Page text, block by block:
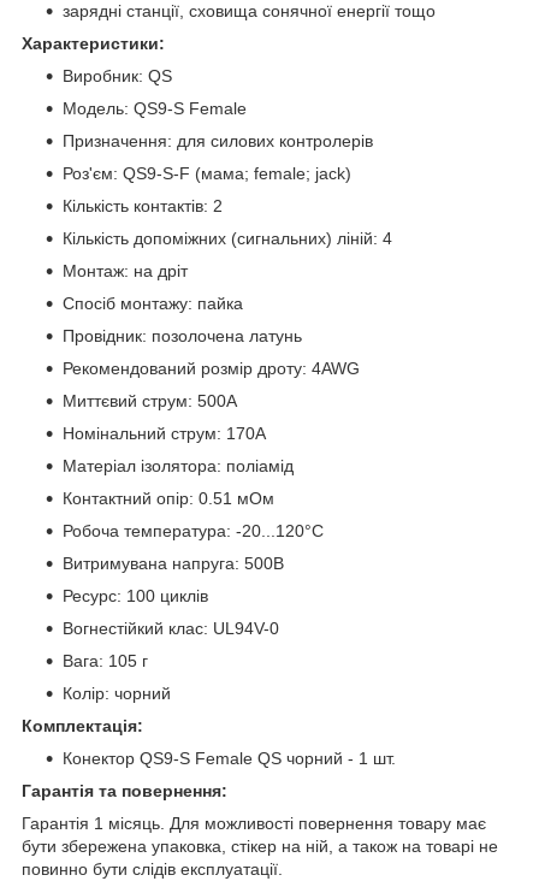
зарядні станції, сховища сонячної енергії тощо
Характеристики:
Виробник: QS
Модель: QS9-S Female
Призначення: для силових контролерів
Роз'єм: QS9-S-F (мама; female; jack)
Кількість контактів: 2
Кількість допоміжних (сигнальних) ліній: 4
Монтаж: на дріт
Спосіб монтажу: пайка
Провідник: позолочена латунь
Рекомендований розмір дроту: 4AWG
Миттєвий струм: 500А
Номінальний струм: 170А
Матеріал ізолятора: поліамід
Контактний опір: 0.51 мОм
Робоча температура: -20...120°C
Витримувана напруга: 500В
Ресурс: 100 циклів
Вогнестійкий клас: UL94V-0
Вага: 105 г
Колір: чорний
Комплектація:
Конектор QS9-S Female QS чорний - 1 шт.
Гарантія та повернення:
Гарантія 1 місяць. Для можливості повернення товару має
бути збережена упаковка, стікер на ній, а також на товарі не
повинно бути слідів експлуатації.